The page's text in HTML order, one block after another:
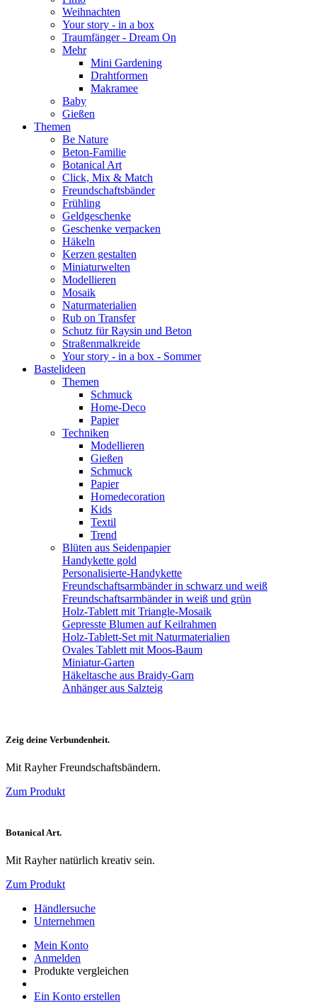
Weihnachten
Your story - in a box
Traumfänger - Dream On
Mehr
Mini Gardening
Drahtformen
Makramee
Baby
Gießen
Themen
Be Nature
Beton-Familie
Botanical Art
Click, Mix & Match
Freundschaftsbänder
Frühling
Geldgeschenke
Geschenke verpacken
Häkeln
Kerzen gestalten
Miniaturwelten
Modellieren
Mosaik
Naturmaterialien
Rub on Transfer
Schutz für Raysin und Beton
Straßenmalkreide
Your story - in a box - Sommer
Bastelideen
Themen
Schmuck
Home-Deco
Papier
Techniken
Modellieren
Gießen
Schmuck
Papier
Homedecoration
Kids
Textil
Trend
Blüten aus Seidenpapier
Handykette gold
Personalisierte-Handykette
Freundschaftsarmbänder in schwarz und weiß
Freundschaftsarmbänder in weiß und grün
Holz-Tablett mit Triangle-Mosaik
Gepresste Blumen auf Keilrahmen
Holz-Tablett-Set mit Naturmaterialien
Ovales Tablett mit Moos-Baum
Miniatur-Garten
Häkeltasche aus Braidy-Garn
Anhänger aus Salzteig
Zeig deine Verbundenheit.
Mit Rayher Freundschaftsbändern.
Zum Produkt
Botanical Art.
Mit Rayher natürlich kreativ sein.
Zum Produkt
Händlersuche
Unternehmen
Mein Konto
Anmelden
Produkte vergleichen
Ein Konto erstellen